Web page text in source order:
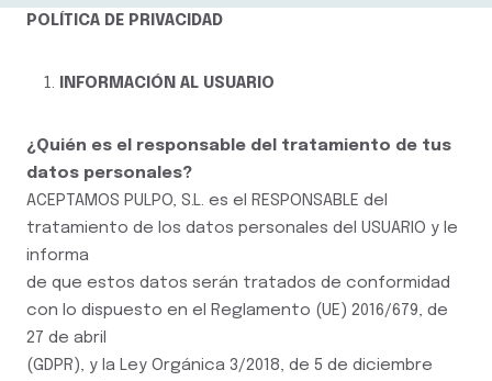
POLÍTICA DE PRIVACIDAD
INFORMACIÓN AL USUARIO
¿Quién es el responsable del tratamiento de tus
datos personales?
ACEPTAMOS PULPO, S.L. es el RESPONSABLE del
tratamiento de los datos personales del USUARIO y le
informa
de que estos datos serán tratados de conformidad
con lo dispuesto en el Reglamento (UE) 2016/679, de
27 de abril
(GDPR), y la Ley Orgánica 3/2018, de 5 de diciembre